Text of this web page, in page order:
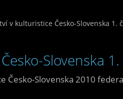
v kulturistice Česko-Slovenska 1.
Slovenska
Slovenska 2010